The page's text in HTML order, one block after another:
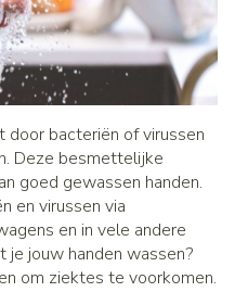
bacteriën of virussen
Deze besmettelijke
goed gewassen handen.
en virussen via
en in vele andere
je jouw handen wassen?
om ziektes te voorkomen.